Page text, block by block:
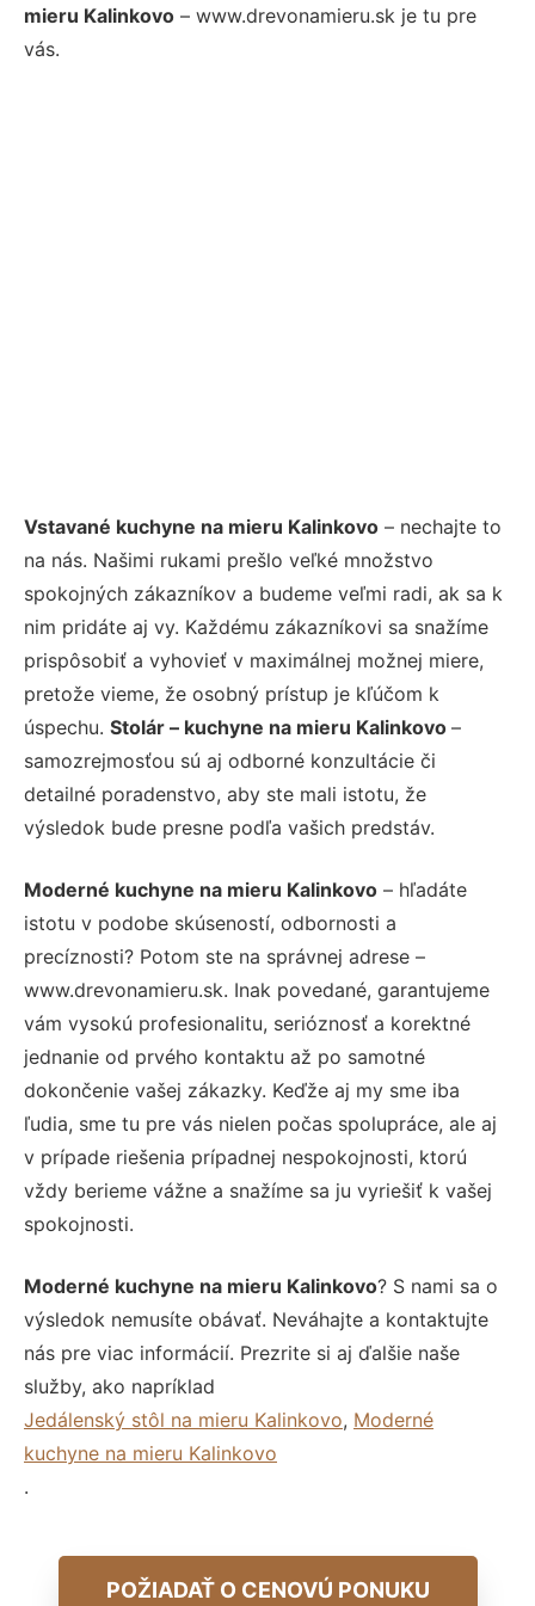
mieru Kalinkovo – www.drevonamieru.sk je tu pre
vás.
Vstavané kuchyne na mieru Kalinkovo – nechajte to
na nás. Našimi rukami prešlo veľké množstvo
spokojných zákazníkov a budeme veľmi radi, ak sa k
nim pridáte aj vy. Každému zákazníkovi sa snažíme
prispôsobiť a vyhovieť v maximálnej možnej miere,
pretože vieme, že osobný prístup je kľúčom k
úspechu. Stolár – kuchyne na mieru Kalinkovo –
samozrejmosťou sú aj odborné konzultácie či
detailné poradenstvo, aby ste mali istotu, že
výsledok bude presne podľa vašich predstáv.
Moderné kuchyne na mieru Kalinkovo – hľadáte
istotu v podobe skúseností, odbornosti a
precíznosti? Potom ste na správnej adrese –
www.drevonamieru.sk. Inak povedané, garantujeme
vám vysokú profesionalitu, serióznosť a korektné
jednanie od prvého kontaktu až po samotné
dokončenie vašej zákazky. Keďže aj my sme iba
ľudia, sme tu pre vás nielen počas spolupráce, ale aj
v prípade riešenia prípadnej nespokojnosti, ktorú
vždy berieme vážne a snažíme sa ju vyriešiť k vašej
spokojnosti.
Moderné kuchyne na mieru Kalinkovo? S nami sa o
výsledok nemusíte obávať. Neváhajte a kontaktujte
nás pre viac informácií. Prezrite si aj ďalšie naše
služby, ako napríklad
Jedálenský stôl na mieru Kalinkovo, Moderné
kuchyne na mieru Kalinkovo
.
POŽIADAŤ O CENOVÚ PONUKU